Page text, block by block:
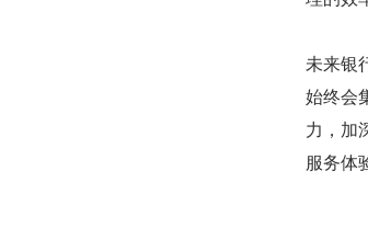
未来银
始终会
力，加
服务体